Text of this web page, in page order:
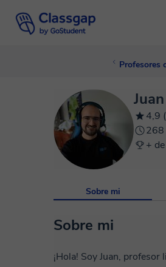
Profesores
4,9
268
+
Sobre mi
Sobre mi
¡Hola! Soy Juan,